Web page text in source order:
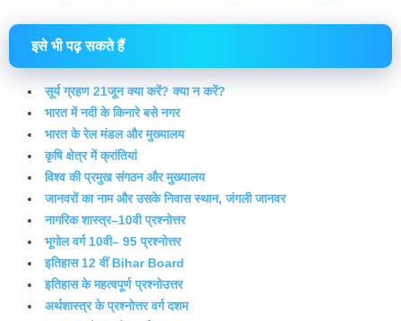
इसे भी पढ़ सकते हैं
सूर्य ग्रहण 21जून क्या करें? क्या न करें?
भारत में नदी के किनारे बसे नगर
भारत के रेल मंडल और मुख्यालय
कृषि क्षेत्र में क्रांतियां
विश्व की प्रमुख संगठन और मुख्यालय
जानवरों का नाम और उसके निवास स्थान, जंगली जानवर
नागरिक शास्त्र–10वी प्रश्नोत्तर
भूगोल वर्ग 10वी– 95 प्रश्नोत्तर
इतिहास 12 वीं Bihar Board
इतिहास के महत्वपूर्ण प्रश्नोउत्तर
अर्थशास्त्र के प्रश्नोत्तर वर्ग दशम